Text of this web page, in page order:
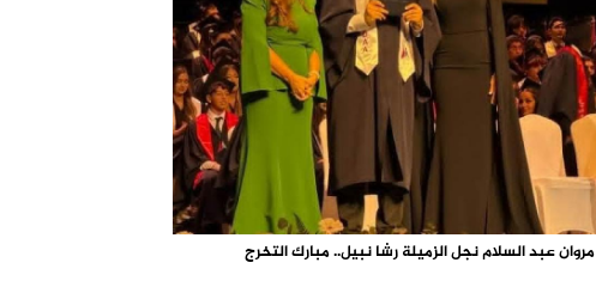
مروان عبد السلام نجل الزميلة رشا نبيل.. مبارك التخرج